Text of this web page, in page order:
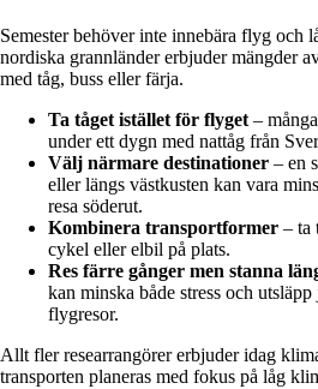
Semester behöver inte innebära flyg och
nordiska grannländer erbjuder mängder
med tåg, buss eller färja.
Ta tåget istället för flyget –
under ett dygn med nattåg från
Välj närmare destinationer – en
eller längs västkusten kan vara
resa söderut.
Kombinera transportformer – ta
cykel eller elbil på plats.
Res färre gånger men stanna
kan minska både stress och
flygresor.
Allt fler researrangörer erbjuder idag
transporten planeras med fokus på låg